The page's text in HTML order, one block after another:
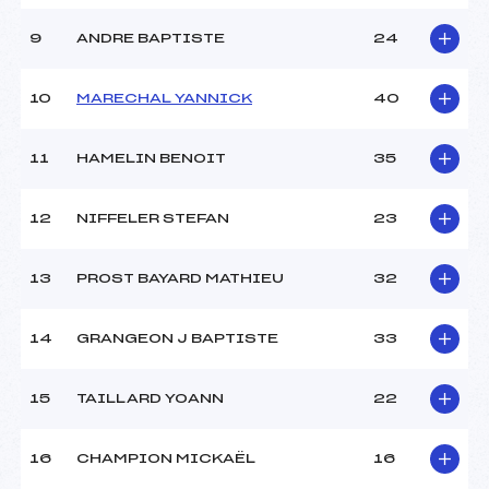
9 ANDRE BAPTISTE 24
10 MARECHAL YANNICK 40
11 HAMELIN BENOIT 35
12 NIFFELER STEFAN 23
13 PROST BAYARD MATHIEU 32
14 GRANGEON J BAPTISTE 33
15 TAILLARD YOANN 22
16 CHAMPION MICKAËL 16